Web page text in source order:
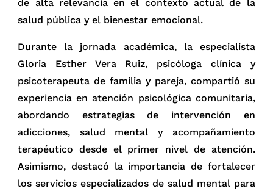
de alta relevancia en el contexto actual de la
salud pública y el bienestar emocional.
Durante la jornada académica, la especialista
Gloria Esther Vera Ruiz, psicóloga clínica y
psicoterapeuta de familia y pareja, compartió su
experiencia en atención psicológica comunitaria,
abordando estrategias de intervención en
adicciones, salud mental y acompañamiento
terapéutico desde el primer nivel de atención.
Asimismo, destacó la importancia de fortalecer
los servicios especializados de salud mental para